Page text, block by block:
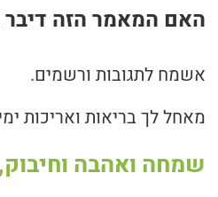
האם המאמר הזה דיבר
אשמח לתגובות ורשמים.
מאחל לך בריאות ואריכות
שמחה ואהבה